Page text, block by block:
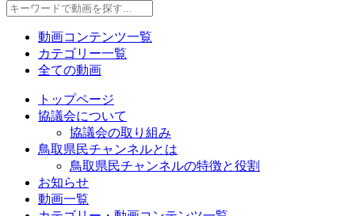
動画コンテンツ一覧
カテゴリー一覧
全ての動画
トップページ
協議会について
協議会の取り組み
鳥取県民チャンネルとは
鳥取県民チャンネルの特徴と役割
お知らせ
動画一覧